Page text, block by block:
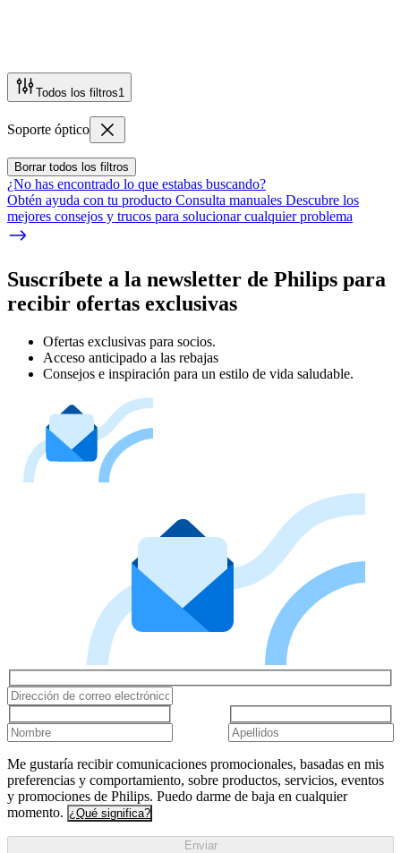
Todos los filtros1
Soporte óptico
Borrar todos los filtros
¿No has encontrado lo que estabas buscando?
Obtén ayuda con tu producto Consulta manuales Descubre los
mejores consejos y trucos para solucionar cualquier problema
Suscríbete a la newsletter de Philips para
recibir ofertas exclusivas
Ofertas exclusivas para socios.
Acceso anticipado a las rebajas
Consejos e inspiración para un estilo de vida saludable.
Me gustaría recibir comunicaciones promocionales, basadas en mis
preferencias y comportamiento, sobre productos, servicios, eventos
y promociones de Philips. Puedo darme de baja en cualquier
momento. ¿Qué significa?
Enviar